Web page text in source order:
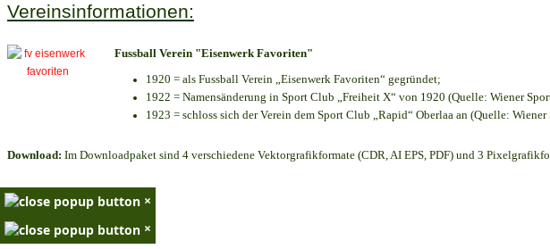
Vereinsinformationen:
Fussball Verein "Eisenwerk Favoriten"
1920 = als Fussball Verein „Eisenwerk Favoriten“ gegründet;
1922 = Namensänderung in Sport Club „Freiheit X“ von 1920 (Quelle: Wiener
1923 = schloss sich der Verein dem Sport Club „Rapid“ Oberlaa an (Quelle:
Download: Im Downloadpaket sind 4 verschiedene Vektorgrafikformate (CDR, AI EPS, PDF) und 3
×
×